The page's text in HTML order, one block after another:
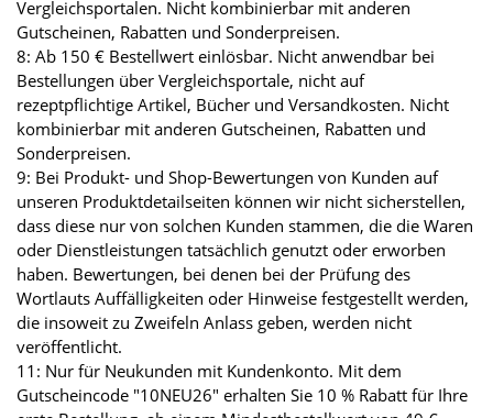
Vergleichsportalen. Nicht kombinierbar mit anderen
Gutscheinen, Rabatten und Sonderpreisen.
8: Ab 150 € Bestellwert einlösbar. Nicht anwendbar bei
Bestellungen über Vergleichsportale, nicht auf
rezeptpflichtige Artikel, Bücher und Versandkosten. Nicht
kombinierbar mit anderen Gutscheinen, Rabatten und
Sonderpreisen.
9: Bei Produkt- und Shop-Bewertungen von Kunden auf
unseren Produktdetailseiten können wir nicht sicherstellen,
dass diese nur von solchen Kunden stammen, die die Waren
oder Dienstleistungen tatsächlich genutzt oder erworben
haben. Bewertungen, bei denen bei der Prüfung des
Wortlauts Auffälligkeiten oder Hinweise festgestellt werden,
die insoweit zu Zweifeln Anlass geben, werden nicht
veröffentlicht.
11: Nur für Neukunden mit Kundenkonto. Mit dem
Gutscheincode "10NEU26" erhalten Sie 10 % Rabatt für Ihre